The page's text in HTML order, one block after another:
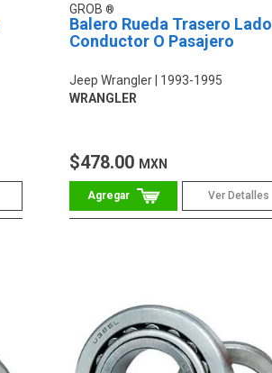
GROB
Balero Rueda Trasero Lado
Conductor O Pasajero
Jeep Wrangler
1993-1995
WRANGLER
$478.00 MXN
Ver Detalles